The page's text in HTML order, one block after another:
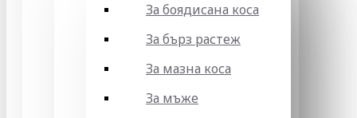
За боядисана коса
За бърз растеж
За мазна коса
За мъже